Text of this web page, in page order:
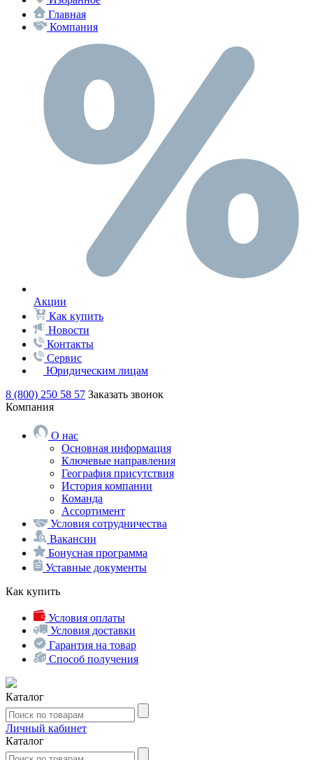
Главная
Компания
Акции
Как купить
Новости
Контакты
Сервис
Юридическим лицам
8 (800) 250 58 57 Заказать звонок
Компания
О нас
Основная информация
Ключевые направления
География присутствия
История компании
Команда
Ассортимент
Условия сотрудничества
Вакансии
Бонусная программа
Уставные документы
Как купить
Условия оплаты
Условия доставки
Гарантия на товар
Способ получения
Каталог
Личный кабинет
Каталог